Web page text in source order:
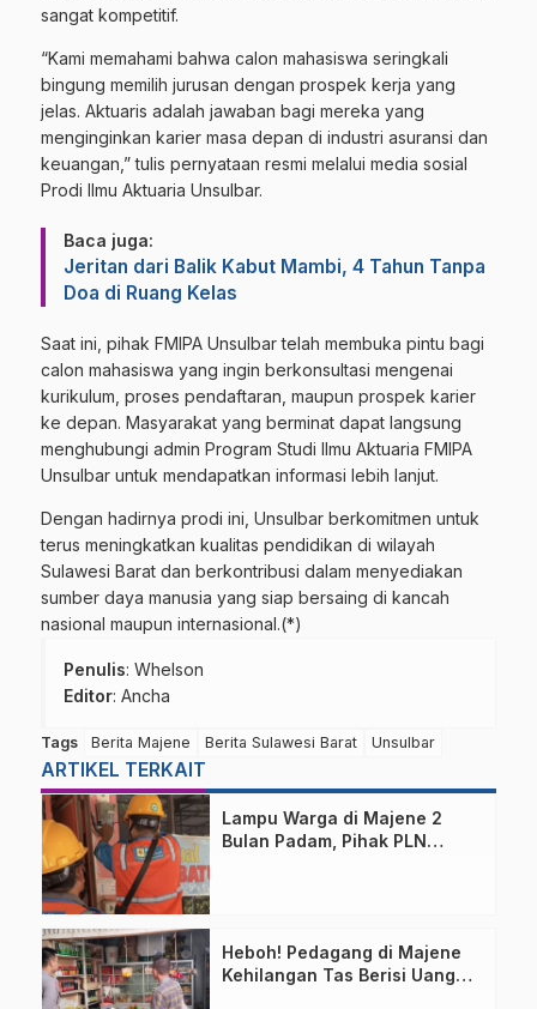
sangat kompetitif.
“Kami memahami bahwa calon mahasiswa seringkali
bingung memilih jurusan dengan prospek kerja yang
jelas. Aktuaris adalah jawaban bagi mereka yang
menginginkan karier masa depan di industri asuransi dan
keuangan,” tulis pernyataan resmi melalui media sosial
Prodi Ilmu Aktuaria Unsulbar.
Baca juga:
Jeritan dari Balik Kabut Mambi, 4 Tahun Tanpa
Doa di Ruang Kelas
Saat ini, pihak FMIPA Unsulbar telah membuka pintu bagi
calon mahasiswa yang ingin berkonsultasi mengenai
kurikulum, proses pendaftaran, maupun prospek karier
ke depan. Masyarakat yang berminat dapat langsung
menghubungi admin Program Studi Ilmu Aktuaria FMIPA
Unsulbar untuk mendapatkan informasi lebih lanjut.
Dengan hadirnya prodi ini, Unsulbar berkomitmen untuk
terus meningkatkan kualitas pendidikan di wilayah
Sulawesi Barat dan berkontribusi dalam menyediakan
sumber daya manusia yang siap bersaing di kancah
nasional maupun internasional.(*)
Penulis: Whelson
Editor: Ancha
Tags Berita Majene Berita Sulawesi Barat Unsulbar
ARTIKEL TERKAIT
Lampu Warga di Majene 2
Bulan Padam, Pihak PLN
Heboh! Pedagang di Majene
Kehilangan Tas Berisi Uang